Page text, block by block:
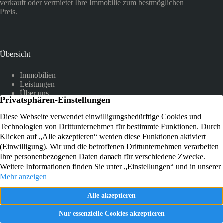
verkauft oder vermietet Ihre Immobilie zum bestmöglichen
Preis.
Übersicht
Immobilien
Leistungen
Über uns
Referenzen
Kontakt
Am Hammer 12
51503 Rösrath-Hoffnungsthal
+49 2205 9047441